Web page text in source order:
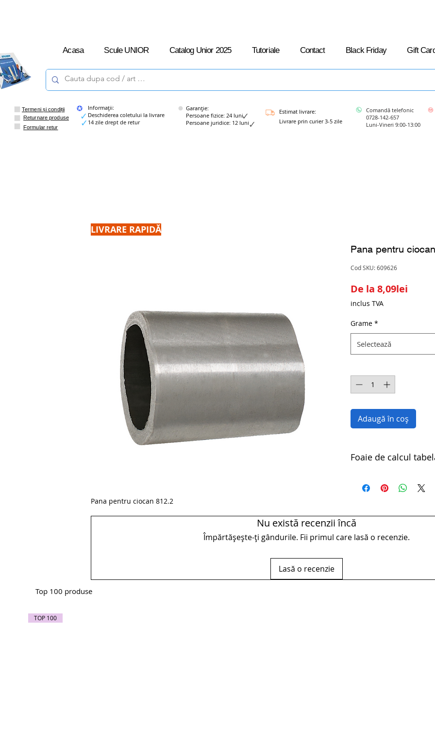
Acasa Scule UNIOR Catalog Unior 2025 Tutoriale Contact Black Friday Gift
Termeni și condiții
Returnare produse
Formular retur
Informații:
Deschiderea coletului la livrare
14 zile drept de retur
Garanție:
Persoane fizice: 24 luni
Persoane juridice: 12 luni
Estimat livrare:
Livrare prin curier 3-5 zile
Comandă telefonic
0728-142-657
Luni-Vineri 9:00-13:00
Pana pentru ciocan 812.2
Pana pentru
Cod SKU: 609626
De la 8,09leiPreț
inclus TVA
Grame *
Selectează
Adaugă în coș
Foaie de calcul
Nu există recenzii încă
Împărtășește-ți gândurile. Fii primul care lasă o recenzie.
Lasă o recenzie
Top 100 produse
TOP 100
LIVRARE RAPIDĂ